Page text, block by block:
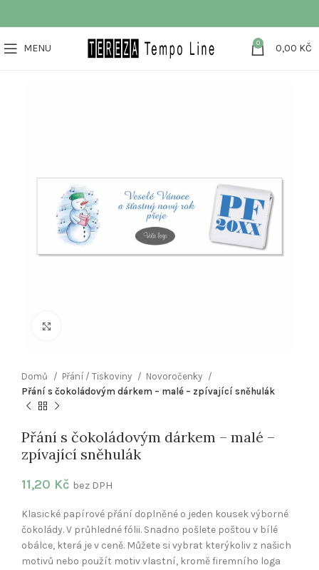
MENU 0 0,00 KČ
Domů Přání / Tiskoviny
Novoročenky
Přání s čokoládovým dárkem – malé – zpívající sněhulák
Přání s čokoládovým dárkem – malé –
zpívající sněhulák
11,20 Kč bez DPH
Klasické papírové přání doplněné o jeden kousek výborné
čokolády. V průhledné fólii. Snadno pošlete poštou v bílé
obálce, která je v ceně. Můžete si vybrat kterýkoliv z našich
motivů nebo použít motiv vlastní, kromě firemního loga